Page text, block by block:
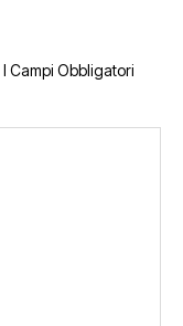
I Campi Obbligatori